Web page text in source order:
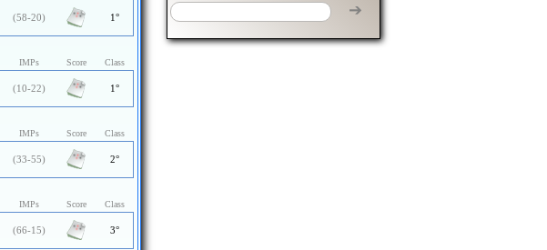
(58-20) 1°
IMPs Score Class
(10-22) 1°
IMPs Score Class
(33-55) 2°
IMPs Score Class
(66-15) 3°
➔